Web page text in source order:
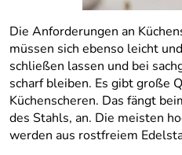
Die Anforderungen an
müssen sich ebenso leicht
schließen lassen und bei
scharf bleiben. Es gibt große
Küchenscheren. Das fängt
des Stahls, an. Die meisten
werden aus rostfreiem